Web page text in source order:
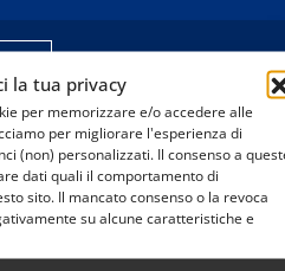
la tua privacy
per memorizzare e/o accedere alle
per migliorare l'esperienza di
(non) personalizzati. Il consenso a
dati quali il comportamento di
sito. Il mancato consenso o la revoca
su alcune caratteristiche e
Innsbruck: quinto
League